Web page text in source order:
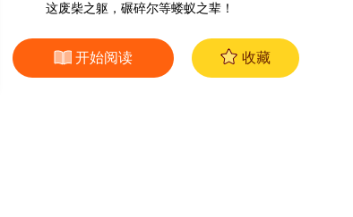
这废柴之躯，碾碎尔等蝼蚁之辈！
开始阅读 收藏